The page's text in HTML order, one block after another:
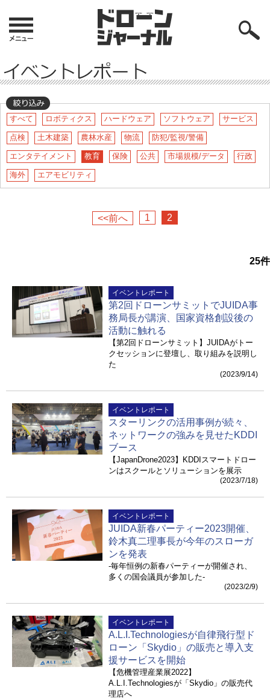
すべて ロボティクス ハードウェア ソフトウェア サービス
点検 土木建築 農林水産 物流 防犯/監視/警備
エンタテイメント 教育 保険 公共 市場規模/データ 行政
海外 エアモビリティ
<<前へ 1 2
25件
イベントレポート
第2回ドローンサミットでJUIDA事
務局長が講演、国家資格創設後の
活動に触れる
【第2回ドローンサミット】JUIDAがトー
クセッションに登壇し、取り組みを説明し
た
(2023/9/14)
イベントレポート
スターリンクの活用事例が続々、
ネットワークの強みを見せたKDDI
ブース
【JapanDrone2023】KDDIスマートドロー
ンはスクールとソリューションを展示
(2023/7/18)
イベントレポート
JUIDA新春パーティー2023開催、
鈴木真二理事長が今年のスローガ
ンを発表
-毎年恒例の新春パーティーが開催され、
多くの国会議員が参加した-
(2023/2/9)
イベントレポート
A.L.I.Technologiesが自律飛行型ド
ローン「Skydio」の販売と導入支
援サービスを開始
【危機管理産業展2022】
A.L.I.Technologiesが「Skydio」の販売代
理店へ